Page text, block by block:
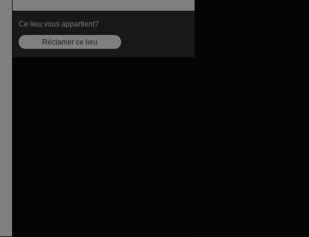
Ce lieu vous appartient?
Réclamer ce lieu